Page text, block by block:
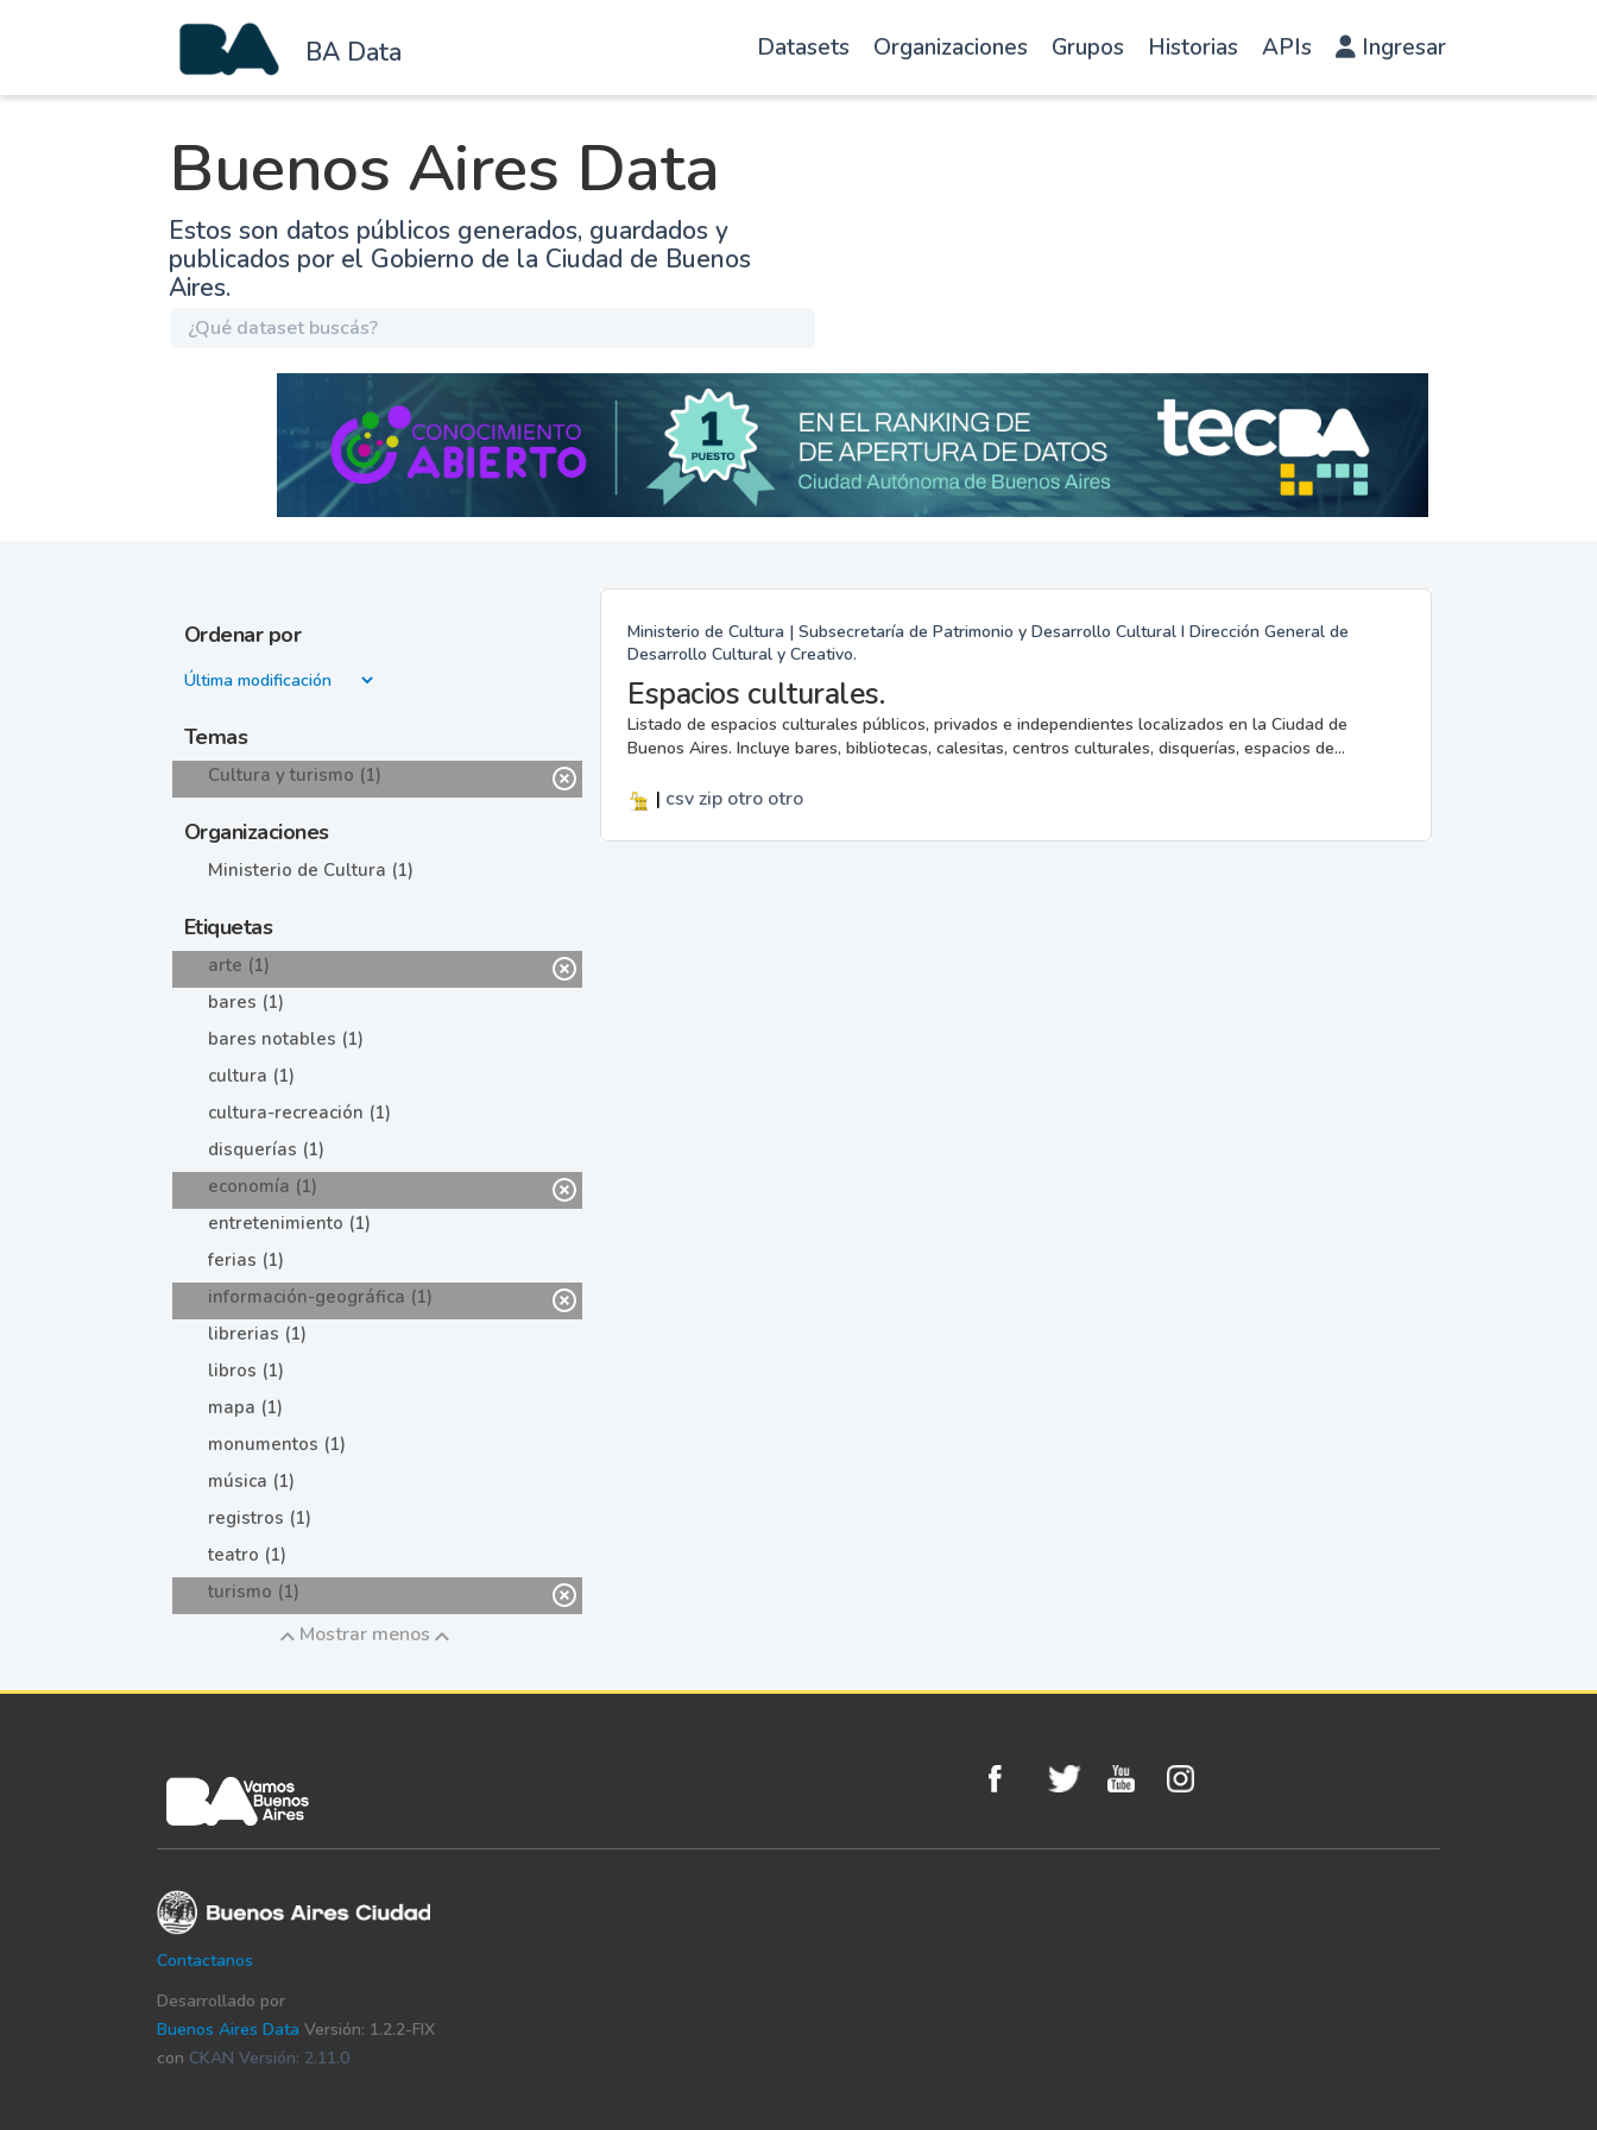
BA Data Datasets Organizaciones Grupos Historias APIs Ingresar
Buenos Aires Data
Estos son datos públicos generados, guardados y
publicados por el Gobierno de la Ciudad de Buenos
Aires.
Ordenar por
Temas
Cultura y turismo (1)
Organizaciones
Ministerio de Cultura (1)
Etiquetas
arte (1)
bares (1)
bares notables (1)
cultura (1)
cultura-recreación (1)
disquerías (1)
economía (1)
entretenimiento (1)
ferias (1)
información-geográfica (1)
librerias (1)
libros (1)
mapa (1)
monumentos (1)
música (1)
registros (1)
teatro (1)
turismo (1)
Mostrar menos
Ministerio de Cultura | Subsecretaría de Patrimonio y Desarrollo Cultural I Dirección General de
Desarrollo Cultural y Creativo.
Espacios culturales.
Listado de espacios culturales públicos, privados e independientes localizados en la Ciudad de
Buenos Aires. Incluye bares, bibliotecas, calesitas, centros culturales, disquerías, espacios de...
| csvzip otro otro
Contactanos
Desarrollado por
Buenos Aires Data Versión: 1.2.2-FIX
con CKAN Versión: 2.11.0